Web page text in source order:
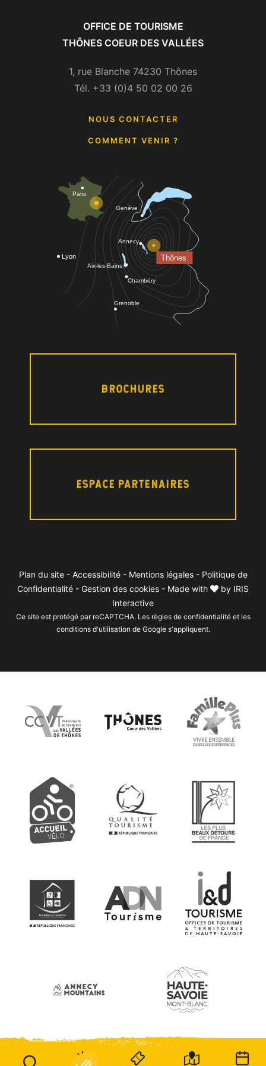
En plein air
OFFICE DE TOURISME
THÔNES COEUR DES VALLÉES
1, rue Blanche 74230 Thônes
Tél. +33 (0)4 50 02 00 26
NOUS CONTACTER
COMMENT VENIR ?
BROCHURES
ESPACE PARTENAIRES
Plan du site- Accessibilité- Mentions légales- Politique de
Confidentialité - Gestion des cookies - Made with by IRIS
Interactive
Ce site est protégé par reCAPTCHA. Les règles de confidentialitéet les
conditions d'utilisation de Google s'appliquent.